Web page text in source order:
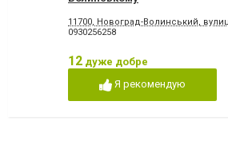
11700, Новоград-Волинський,
0930256258
12 дуже добре
Я рекомендую